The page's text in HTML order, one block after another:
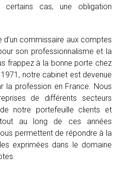
cas, une obligation
commissaire aux comptes
son professionnalisme et la
frappez à la bonne porte chez
notre cabinet est devenue
la profession en France. Nous
de différents secteurs
notre portefeuille clients et
tout au long de ces années
permettent de répondre à la
exprimées dans le domaine